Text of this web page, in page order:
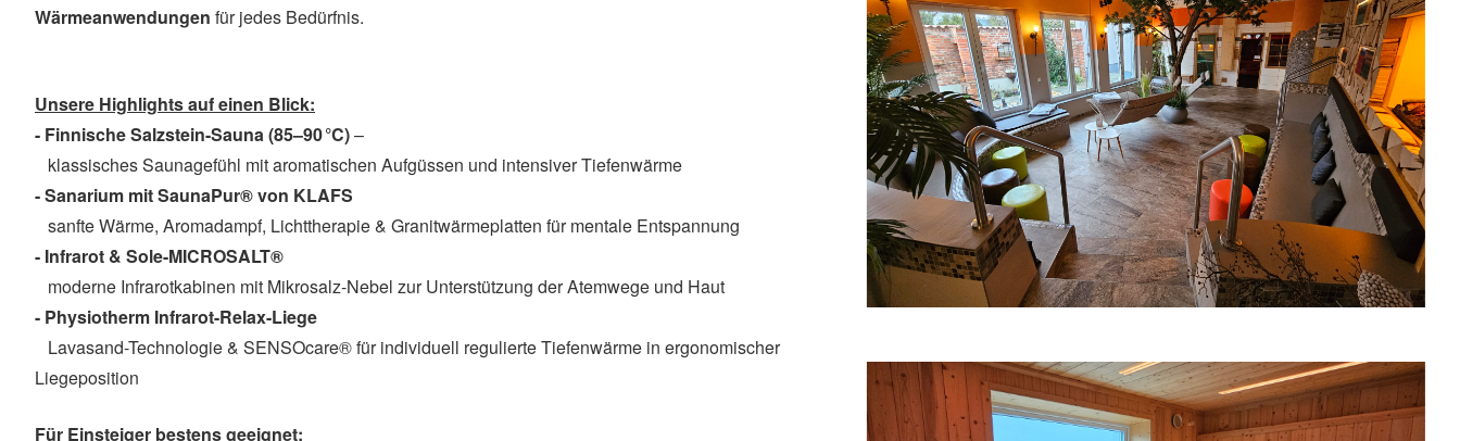
Wärmeanwendungen für jedes Bedürfnis.
Unsere Highlights auf einen Blick:
- Finnische Salzstein-Sauna (85–90 °C)–
klassisches Saunagefühl mit aromatischen Aufgüssen und intensiver Tiefenwärme
- Sanarium mit SaunaPur® von KLAFS
sanfte Wärme, Aromadampf, Lichttherapie & Granitwärmeplatten für mentale Entspannung
- Infrarot & Sole-MICROSALT®
moderne Infrarotkabinen mit Mikrosalz-Nebel zur Unterstützung der Atemwege und Haut
- Physiotherm Infrarot-Relax-Liege
Lavasand-Technologie & SENSOcare® für individuell regulierte Tiefenwärme in ergonomischer
Liegeposition
Für Einsteiger bestens geeignet: